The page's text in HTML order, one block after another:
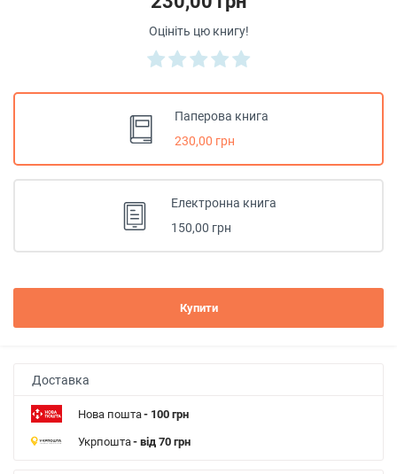
Оцініть цю книгу!
Паперова книга
230,00 грн
Електронна книга
150,00 грн
Купити
Доставка
Нова пошта- 100 грн
Укрпошта- від 70 грн